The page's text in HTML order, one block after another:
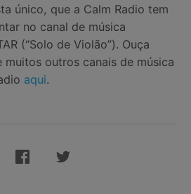
único, que a Calm Radio tem
no canal de música
(“Solo de Violão”). Ouça
muitos outros canais de música
aqui.